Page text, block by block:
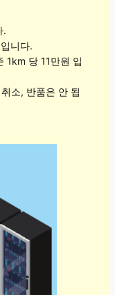
.
니다.
1km 당 11만원 입
소, 반품은 안 됩